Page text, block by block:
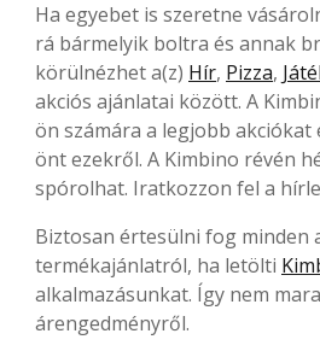
Ha egyebet is szeretne
rá bármelyik boltra és annak
körülnézhet a(z) Hír, Pizza,
akciós ajánlatai között. A
ön számára a legjobb akciókat
önt ezekről. A Kimbino révén
spórolhat. Iratkozzon fel a
Biztosan értesülni fog minden
termékajánlatról, ha letölti
alkalmazásunkat. Így nem
árengedményről.